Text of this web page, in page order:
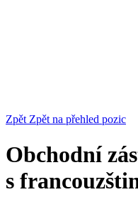
Zpět Zpět na přehled pozic
Obchodní
s